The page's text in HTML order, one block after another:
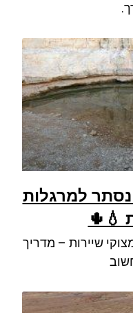
נסתר למרגלות
💧🌵
שיירות – מדריך